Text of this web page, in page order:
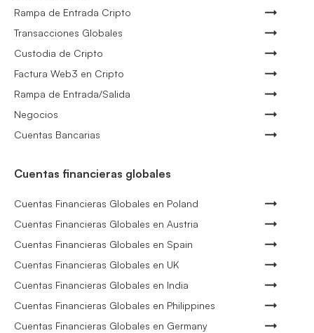
Rampa de Entrada Cripto
Transacciones Globales
Custodia de Cripto
Factura Web3 en Cripto
Rampa de Entrada/Salida
Negocios
Cuentas Bancarias
Cuentas financieras globales
Cuentas Financieras Globales en Poland
Cuentas Financieras Globales en Austria
Cuentas Financieras Globales en Spain
Cuentas Financieras Globales en UK
Cuentas Financieras Globales en India
Cuentas Financieras Globales en Philippines
Cuentas Financieras Globales en Germany